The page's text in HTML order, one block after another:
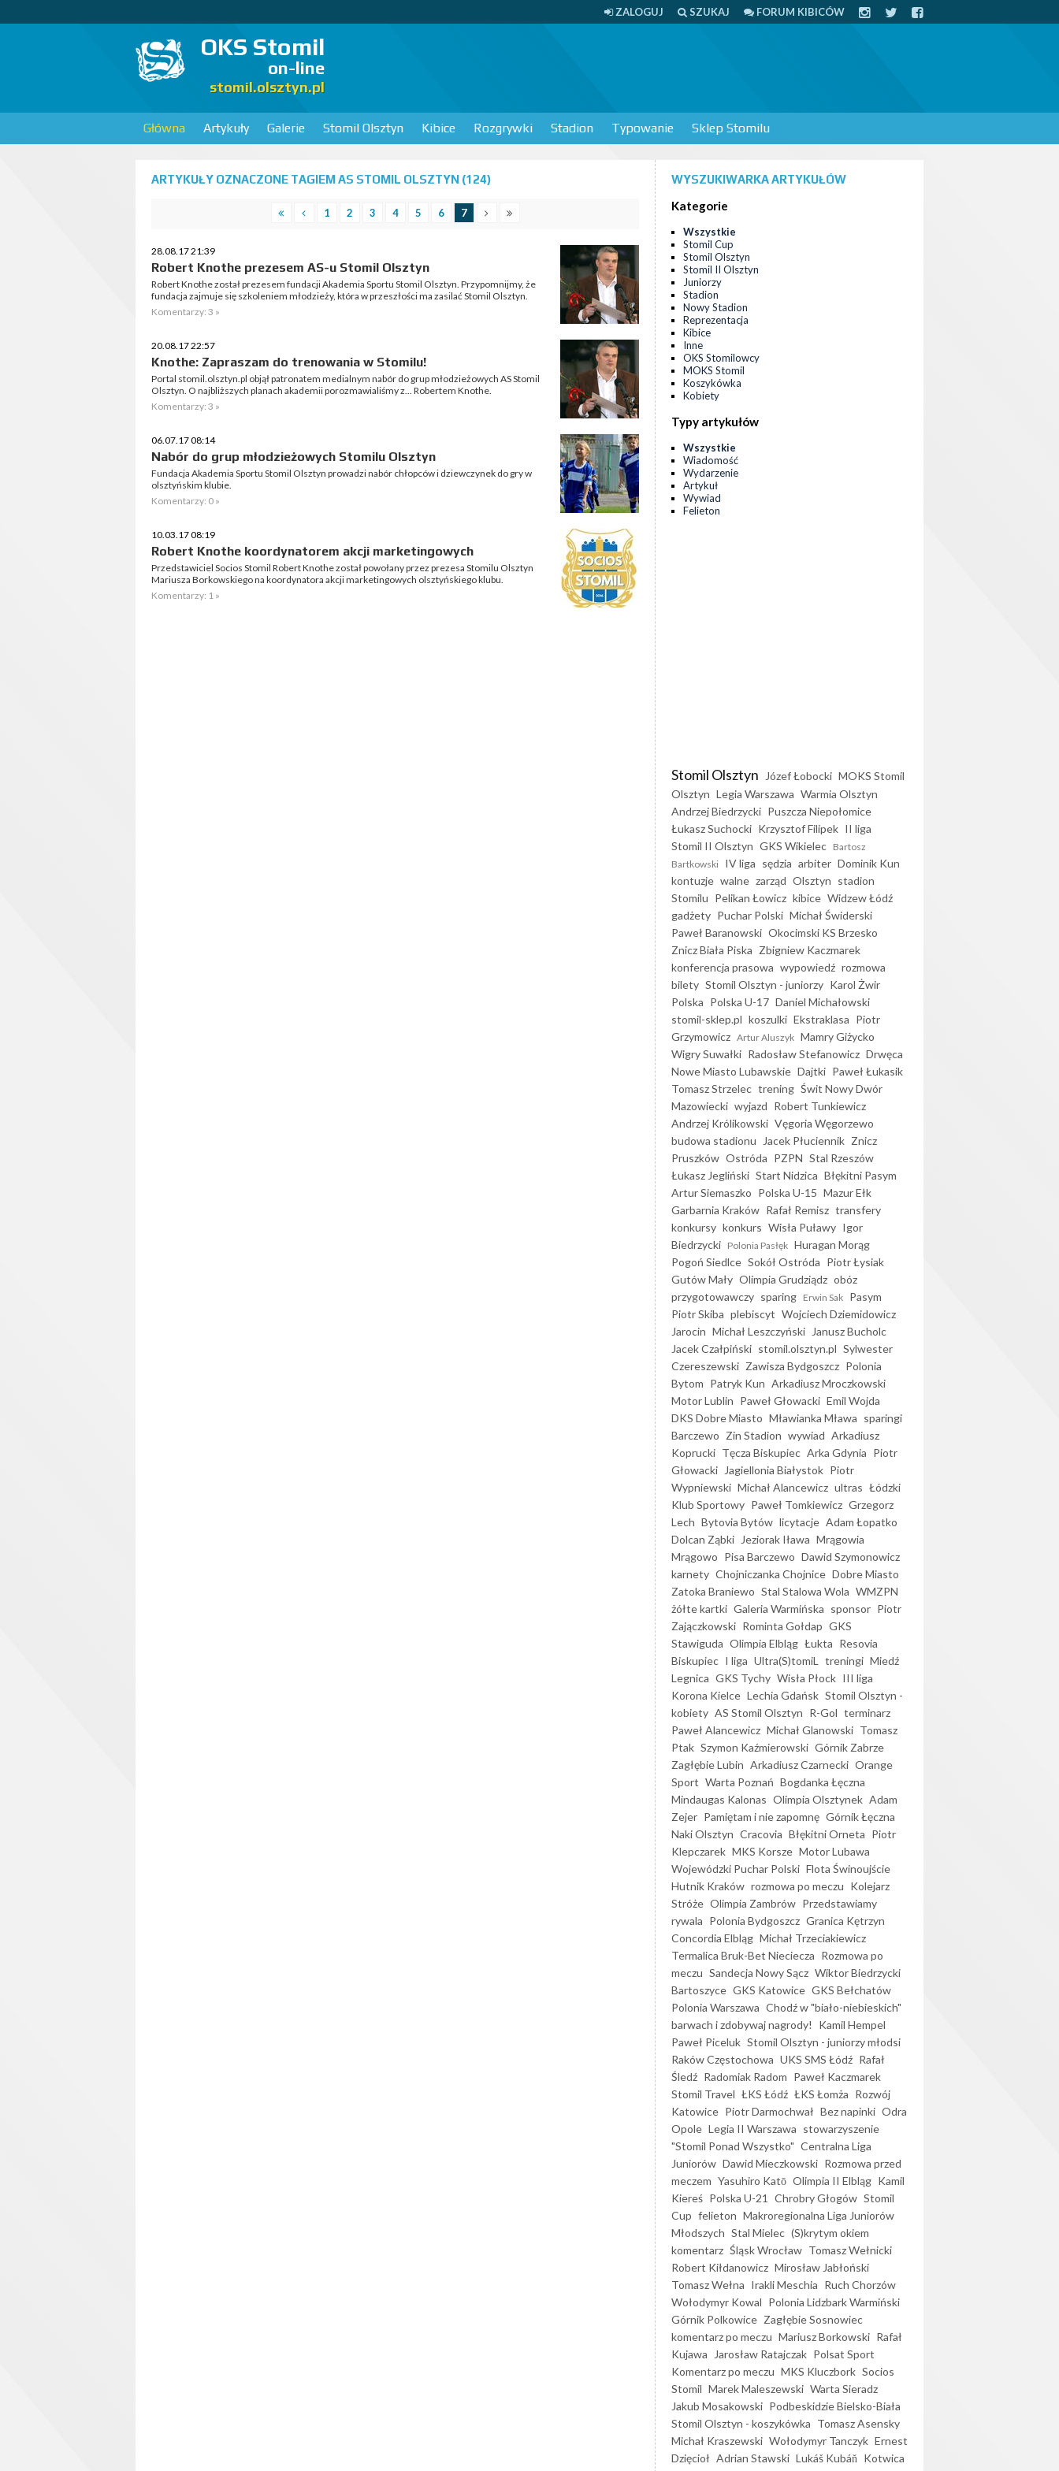
ZALOGUJ SZUKAJ FORUM KIBICÓW
OKS Stomil
on-line
stomil.olsztyn.pl
Główna Artykuły Galerie Stomil Olsztyn Kibice Rozgrywki Stadion Typowanie Sklep Stomilu
ARTYKUŁY OZNACZONE TAGIEM AS STOMIL OLSZTYN (124)
1 2 3 4 5 6 7
28.08.17 21:39
Robert Knothe prezesem AS-u Stomil Olsztyn
Robert Knothe został prezesem fundacji Akademia Sportu Stomil Olsztyn. Przypomnijmy, że
fundacja zajmuje się szkoleniem młodzieży, która w przeszłości ma zasilać Stomil Olsztyn.
Komentarzy: 3 »
20.08.17 22:57
Knothe: Zapraszam do trenowania w Stomilu!
Portal stomil.olsztyn.pl objął patronatem medialnym nabór do grup młodzieżowych AS Stomil
Olsztyn. O najbliższych planach akademii porozmawialiśmy z... Robertem Knothe.
Komentarzy: 3 »
06.07.17 08:14
Nabór do grup młodzieżowych Stomilu Olsztyn
Fundacja Akademia Sportu Stomil Olsztyn prowadzi nabór chłopców i dziewczynek do gry w
olsztyńskim klubie.
Komentarzy: 0 »
10.03.17 08:19
Robert Knothe koordynatorem akcji marketingowych
Przedstawiciel Socios Stomil Robert Knothe został powołany przez prezesa Stomilu Olsztyn
Mariusza Borkowskiego na koordynatora akcji marketingowych olsztyńskiego klubu.
Komentarzy: 1 »
WYSZUKIWARKA ARTYKUŁÓW
Kategorie
Wszystkie
Stomil Cup
Stomil Olsztyn
Stomil II Olsztyn
Juniorzy
Stadion
Nowy Stadion
Reprezentacja
Kibice
Inne
OKS Stomilowcy
MOKS Stomil
Koszykówka
Kobiety
Typy artykułów
Wszystkie
Wiadomość
Wydarzenie
Artykuł
Wywiad
Felieton
Stomil Olsztyn Józef Łobocki MOKS Stomil
Olsztyn Legia Warszawa Warmia Olsztyn
Andrzej Biedrzycki Puszcza Niepołomice
Łukasz Suchocki Krzysztof Filipek II liga
Stomil II Olsztyn GKS Wikielec Bartosz
Bartkowski IV liga sędzia arbiter Dominik Kun
kontuzje walne zarząd Olsztyn stadion
Stomilu Pelikan Łowicz kibice Widzew Łódź
gadżety Puchar Polski Michał Świderski
Paweł Baranowski Okocimski KS Brzesko
Znicz Biała Piska Zbigniew Kaczmarek
konferencja prasowa wypowiedź rozmowa
bilety Stomil Olsztyn - juniorzy Karol Żwir
Polska Polska U-17 Daniel Michałowski
stomil-sklep.pl koszulki Ekstraklasa Piotr
Grzymowicz Artur Aluszyk Mamry Giżycko
Wigry Suwałki Radosław Stefanowicz Drwęca
Nowe Miasto Lubawskie Dajtki Paweł Łukasik
Tomasz Strzelec trening Świt Nowy Dwór
Mazowiecki wyjazd Robert Tunkiewicz
Andrzej Królikowski Vęgoria Węgorzewo
budowa stadionu
Jacek Płuciennik Znicz
Pruszków Ostróda PZPN Stal Rzeszów
Łukasz Jegliński Start Nidzica Błękitni Pasym
Artur Siemaszko Polska U-15 Mazur Ełk
Garbarnia Kraków Rafał Remisz transfery
konkursy konkurs Wisła Puławy Igor
Biedrzycki Polonia Pasłęk Huragan Morąg
Pogoń Siedlce Sokół Ostróda Piotr Łysiak
Gutów Mały Olimpia Grudziądz obóz
przygotowawczy sparing Erwin Sak Pasym
Piotr Skiba plebiscyt Wojciech Dziemidowicz
Jarocin Michał Leszczyński
Janusz Bucholc
Jacek Czałpiński stomil.olsztyn.pl Sylwester
Czereszewski Zawisza Bydgoszcz Polonia
Bytom Patryk Kun Arkadiusz Mroczkowski
Motor Lublin Paweł Głowacki Emil Wojda
DKS Dobre Miasto Mławianka Mława sparingi
Barczewo Zin Stadion wywiad Arkadiusz
Koprucki Tęcza Biskupiec Arka Gdynia Piotr
Głowacki
Jagiellonia Białystok Piotr
Wypniewski Michał Alancewicz ultras Łódzki
Klub Sportowy Paweł Tomkiewicz Grzegorz
Lech Bytovia Bytów licytacje Adam Łopatko
Dolcan Ząbki
Jeziorak Iława Mrągowia
Mrągowo Pisa Barczewo Dawid Szymonowicz
karnety Chojniczanka Chojnice Dobre Miasto
Zatoka Braniewo Stal Stalowa Wola WMZPN
żółte kartki Galeria Warmińska sponsor Piotr
Zajączkowski Rominta Gołdap GKS
Stawiguda Olimpia Elbląg Łukta Resovia
Biskupiec I liga Ultra(S)tomiL treningi Miedź
Legnica GKS Tychy Wisła Płock III liga
Korona Kielce Lechia Gdańsk Stomil Olsztyn -
kobiety AS Stomil Olsztyn R-Gol terminarz
Paweł Alancewicz Michał Glanowski Tomasz
Ptak Szymon Kaźmierowski Górnik Zabrze
Zagłębie Lubin Arkadiusz Czarnecki Orange
Sport Warta Poznań Bogdanka Łęczna
Mindaugas Kalonas Olimpia Olsztynek Adam
Zejer Pamiętam i nie zapomnę Górnik Łęczna
Naki Olsztyn Cracovia Błękitni Orneta Piotr
Klepczarek MKS Korsze Motor Lubawa
Wojewódzki Puchar Polski Flota Świnoujście
Hutnik Kraków rozmowa po meczu Kolejarz
Stróże Olimpia Zambrów Przedstawiamy
rywala Polonia Bydgoszcz Granica Kętrzyn
Concordia Elbląg Michał Trzeciakiewicz
Termalica Bruk-Bet Nieciecza Rozmowa po
meczu Sandecja Nowy Sącz Wiktor Biedrzycki
Bartoszyce GKS Katowice GKS Bełchatów
Polonia Warszawa Chodź w "biało-niebieskich"
barwach i zdobywaj nagrody!
Kamil Hempel
Paweł Piceluk Stomil Olsztyn - juniorzy młodsi
Raków Częstochowa UKS SMS Łódź Rafał
Śledź Radomiak Radom Paweł Kaczmarek
Stomil Travel ŁKS Łódź ŁKS Łomża Rozwój
Katowice Piotr Darmochwał Bez napinki Odra
Opole Legia II Warszawa stowarzyszenie
"Stomil Ponad Wszystko" Centralna Liga
Juniorów Dawid Mieczkowski Rozmowa przed
meczem Yasuhiro Katō Olimpia II Elbląg Kamil
Kiereś Polska U-21 Chrobry Głogów Stomil
Cup felieton Makroregionalna Liga Juniorów
Młodszych Stal Mielec (S)krytym okiem
komentarz Śląsk Wrocław Tomasz Wełnicki
Robert Kiłdanowicz Mirosław Jabłoński
Tomasz Wełna Irakli Meschia Ruch Chorzów
Wołodymyr Kowal Polonia Lidzbark Warmiński
Górnik Polkowice Zagłębie Sosnowiec
komentarz po meczu Mariusz Borkowski Rafał
Kujawa
Jarosław Ratajczak Polsat Sport
Komentarz po meczu MKS Kluczbork Socios
Stomil Marek Maleszewski Warta Sieradz
Jakub Mosakowski Podbeskidzie Bielsko-Biała
Stomil Olsztyn - koszykówka Tomasz Asensky
Michał Kraszewski Wołodymyr Tanczyk Ernest
Dzięcioł Adrian Stawski Lukáš Kubáň Kotwica